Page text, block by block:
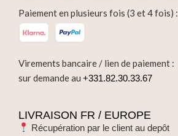
Paiement en plusieurs fois (3 et 4 fois) :
Virements bancaire / lien de paiement :
sur demande au +331.82.30.33.67
LIVRAISON FR / EUROPE
Récupération par le client au depôt